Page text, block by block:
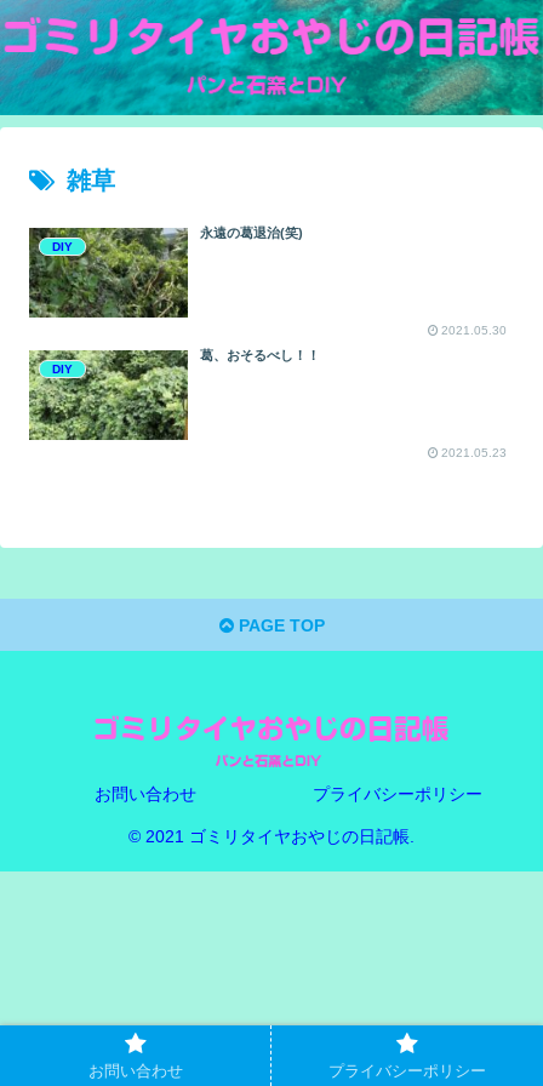
雑草
DIY
永遠の葛退治(笑)
2021.05.30
DIY
葛、おそるべし！！
2021.05.23
PAGE TOP
お問い合わせ プライバシーポリシー
© 2021 ゴミリタイヤおやじの日記帳.
お問い合わせ プライバシーポリシー